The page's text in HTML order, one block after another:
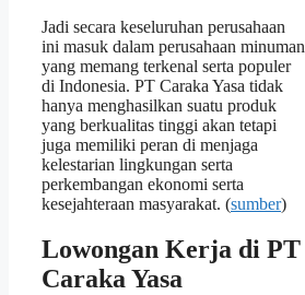
Jadi secara keseluruhan perusahaan
ini masuk dalam perusahaan minuman
yang memang terkenal serta populer
di Indonesia. PT Caraka Yasa tidak
hanya menghasilkan suatu produk
yang berkualitas tinggi akan tetapi
juga memiliki peran di menjaga
kelestarian lingkungan serta
perkembangan ekonomi serta
kesejahteraan masyarakat. (sumber)
Lowongan Kerja di PT
Caraka Yasa